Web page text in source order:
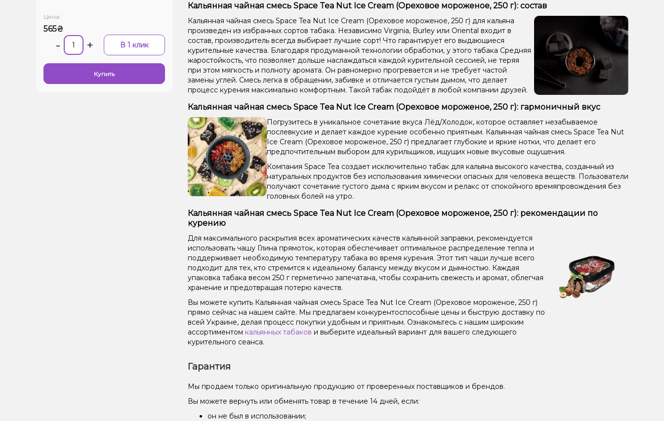
Цена:
565₴
- + В 1 клик
Купить
Кальянная чайная смесь Space Tea Nut Ice Cream (Ореховое мороженое, 250 г): состав
Кальянная чайная смесь Space Tea Nut Ice Cream (Ореховое мороженое, 250 г) для кальяна
произведен из избранных сортов табака. Независимо Virginia, Burley или Oriental входит в
состав, производитель всегда выбирает лучшие сорт! Что гарантирует его выдающиеся
курительные качества. Благодаря продуманной технологии обработки, у этого табака Средняя
жаростойкость, что позволяет дольше наслаждаться каждой курительной сессией, не теряя
при этом мягкость и полноту аромата. Он равномерно прогревается и не требует частой
замены углей. Смесь легка в обращении, забивке и отличается густым дымом, что делает
процесс курения максимально комфортным. Такой табак подойдёт в любой компании друзей.
Кальянная чайная смесь Space Tea Nut Ice Cream (Ореховое мороженое, 250 г): гармоничный вкус
Погрузитесь в уникальное сочетание вкуса Лёд/Холодок, которое оставляет незабываемое
послевкусие и делает каждое курение особенно приятным. Кальянная чайная смесь Space Tea Nut
Ice Cream (Ореховое мороженое, 250 г) предлагает глубокие и яркие нотки, что делает его
предпочтительным выбором для курильщиков, ищущих новые вкусовые ощущения.
Компания Space Tea создает исключительно табак для кальяна высокого качества, созданный из
натуральных продуктов без использования химически опасных для человека веществ. Пользователи
получают сочетание густого дыма с ярким вкусом и релакс от спокойного времяпровождения без
головных болей на утро.
Кальянная чайная смесь Space Tea Nut Ice Cream (Ореховое мороженое, 250 г): рекомендации по
курению
Для максимального раскрытия всех ароматических качеств кальянной заправки, рекомендуется
использовать чашу Глина прямоток, которая обеспечивает оптимальное распределение тепла и
поддерживает необходимую температуру табака во время курения. Этот тип чаши лучше всего
подходит для тех, кто стремится к идеальному балансу между вкусом и дымностью. Каждая
упаковка табака весом 250 г герметично запечатана, чтобы сохранить свежесть и аромат, облегчая
хранение и предотвращая потерю качеств.
Вы можете купить Кальянная чайная смесь Space Tea Nut Ice Cream (Ореховое мороженое, 250 г)
прямо сейчас на нашем сайте. Мы предлагаем конкурентоспособные цены и быструю доставку по
всей Украине, делая процесс покупки удобным и приятным. Ознакомьтесь с нашим широким
ассортиментом кальянных табаков и выберите идеальный вариант для вашего следующего
курительного сеанса.
Гарантия
Мы продаем только оригинальную продукцию от проверенных поставщиков и брендов.
Вы можете вернуть или обменять товар в течение 14 дней, если:
он не был в использовании;